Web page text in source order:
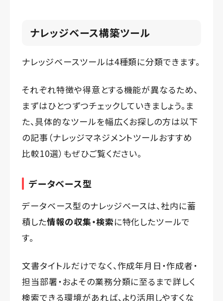
ナレッジベース構築ツール
ナレッジベースツールは4種類に分類できます。
それぞれ特徴や得意とする機能が異なるため、
まずはひとつずつチェックしていきましょう。ま
た、具体的なツールを幅広くお探しの方は以下
の記事（ナレッジマネジメントツールおすすめ
比較10選）もぜひご覧ください。
データベース型
データベース型のナレッジベースは、社内に蓄
積した情報の収集・検索に特化したツールで
す。
文書タイトルだけでなく、作成年月日・作成者・
担当部署・およその業務分類に至るまで詳しく
検索できる環境があれば、より活用しやすくな